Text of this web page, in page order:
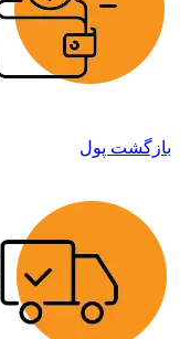
بازگشت پول